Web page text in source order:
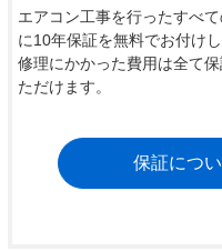
エアコン工事を行ったすべ
に10年保証を無料でお付け
修理にかかった費用は全て
ただけます。
保証につ